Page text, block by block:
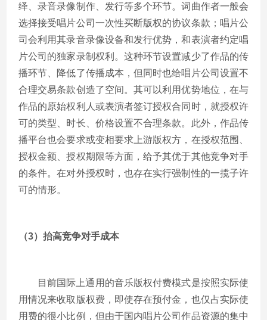
绎、录音录像制作、发行等多个环节。词曲作者一般会
选择接受唱片公司一次性买断版权的协议条款；唱片公
司会利用其录音录像设备和发行优势，和表演者约定唱
片公司的独家录制权利。这种环节设置减少了作品的传
播环节、降低了传播成本，但同时也给唱片公司设置不
合理交易条款创造了空间。其可以利用优势地位，在与
作品的原始权利人或表演者签订授权合同时，就授权许
可的类型、时长、价格设置不合理条款。此外，作品传
播平台也会要求或变相要求上游版权方，在授权范围、
授权金额、授权期限等方面，给予其优于其他竞争对手
的条件。在对外授权时，也存在实行强制性的一揽子许
可的情形。
（3）抬高竞争对手成本
目前国际上通用的音乐版权付费模式是按照实际使
用情况来收取版权费，即使存在预付金，也仅占实际使
用费的很小比例，但由于国内唱片公司作品资源的集中